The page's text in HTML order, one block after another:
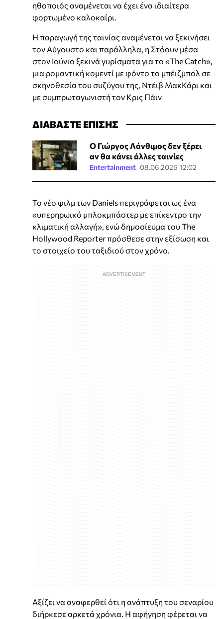
ηθοποιός αναμένεται να έχει ένα ιδιαίτερα
φορτωμένο καλοκαίρι.
Η παραγωγή της ταινίας αναμένεται να ξεκινήσει
τον Αύγουστο και παράλληλα, η Στόουν μέσα
στον Ιούνιο ξεκινά γυρίσματα για το «The Catch»,
μια ρομαντική κομεντί με φόντο το μπέιζμπολ σε
σκηνοθεσία του συζύγου της, Ντέιβ ΜακΚάρι και
με συμπρωταγωνιστή τον Κρις Πάιν
ΔΙΑΒΑΣΤΕ ΕΠΙΣΗΣ
Ο Γιώργος Λάνθιμος δεν ξέρει
αν θα κάνει άλλες ταινίες
Entertainment 08.06.2026 12:02
Το νέο φιλμ των Daniels περιγράφεται ως ένα
«υπερηρωικό μπλοκμπάστερ με επίκεντρο την
κλιματική αλλαγή», ενώ δημοσίευμα του The
Hollywood Reporter πρόσθεσε στην εξίσωση και
το στοιχείο του ταξιδιού στον χρόνο.
Αξίζει να αναφερθεί ότι η ανάπτυξη του σεναρίου
διήρκεσε αρκετά χρόνια. Η αφήγηση φέρεται να